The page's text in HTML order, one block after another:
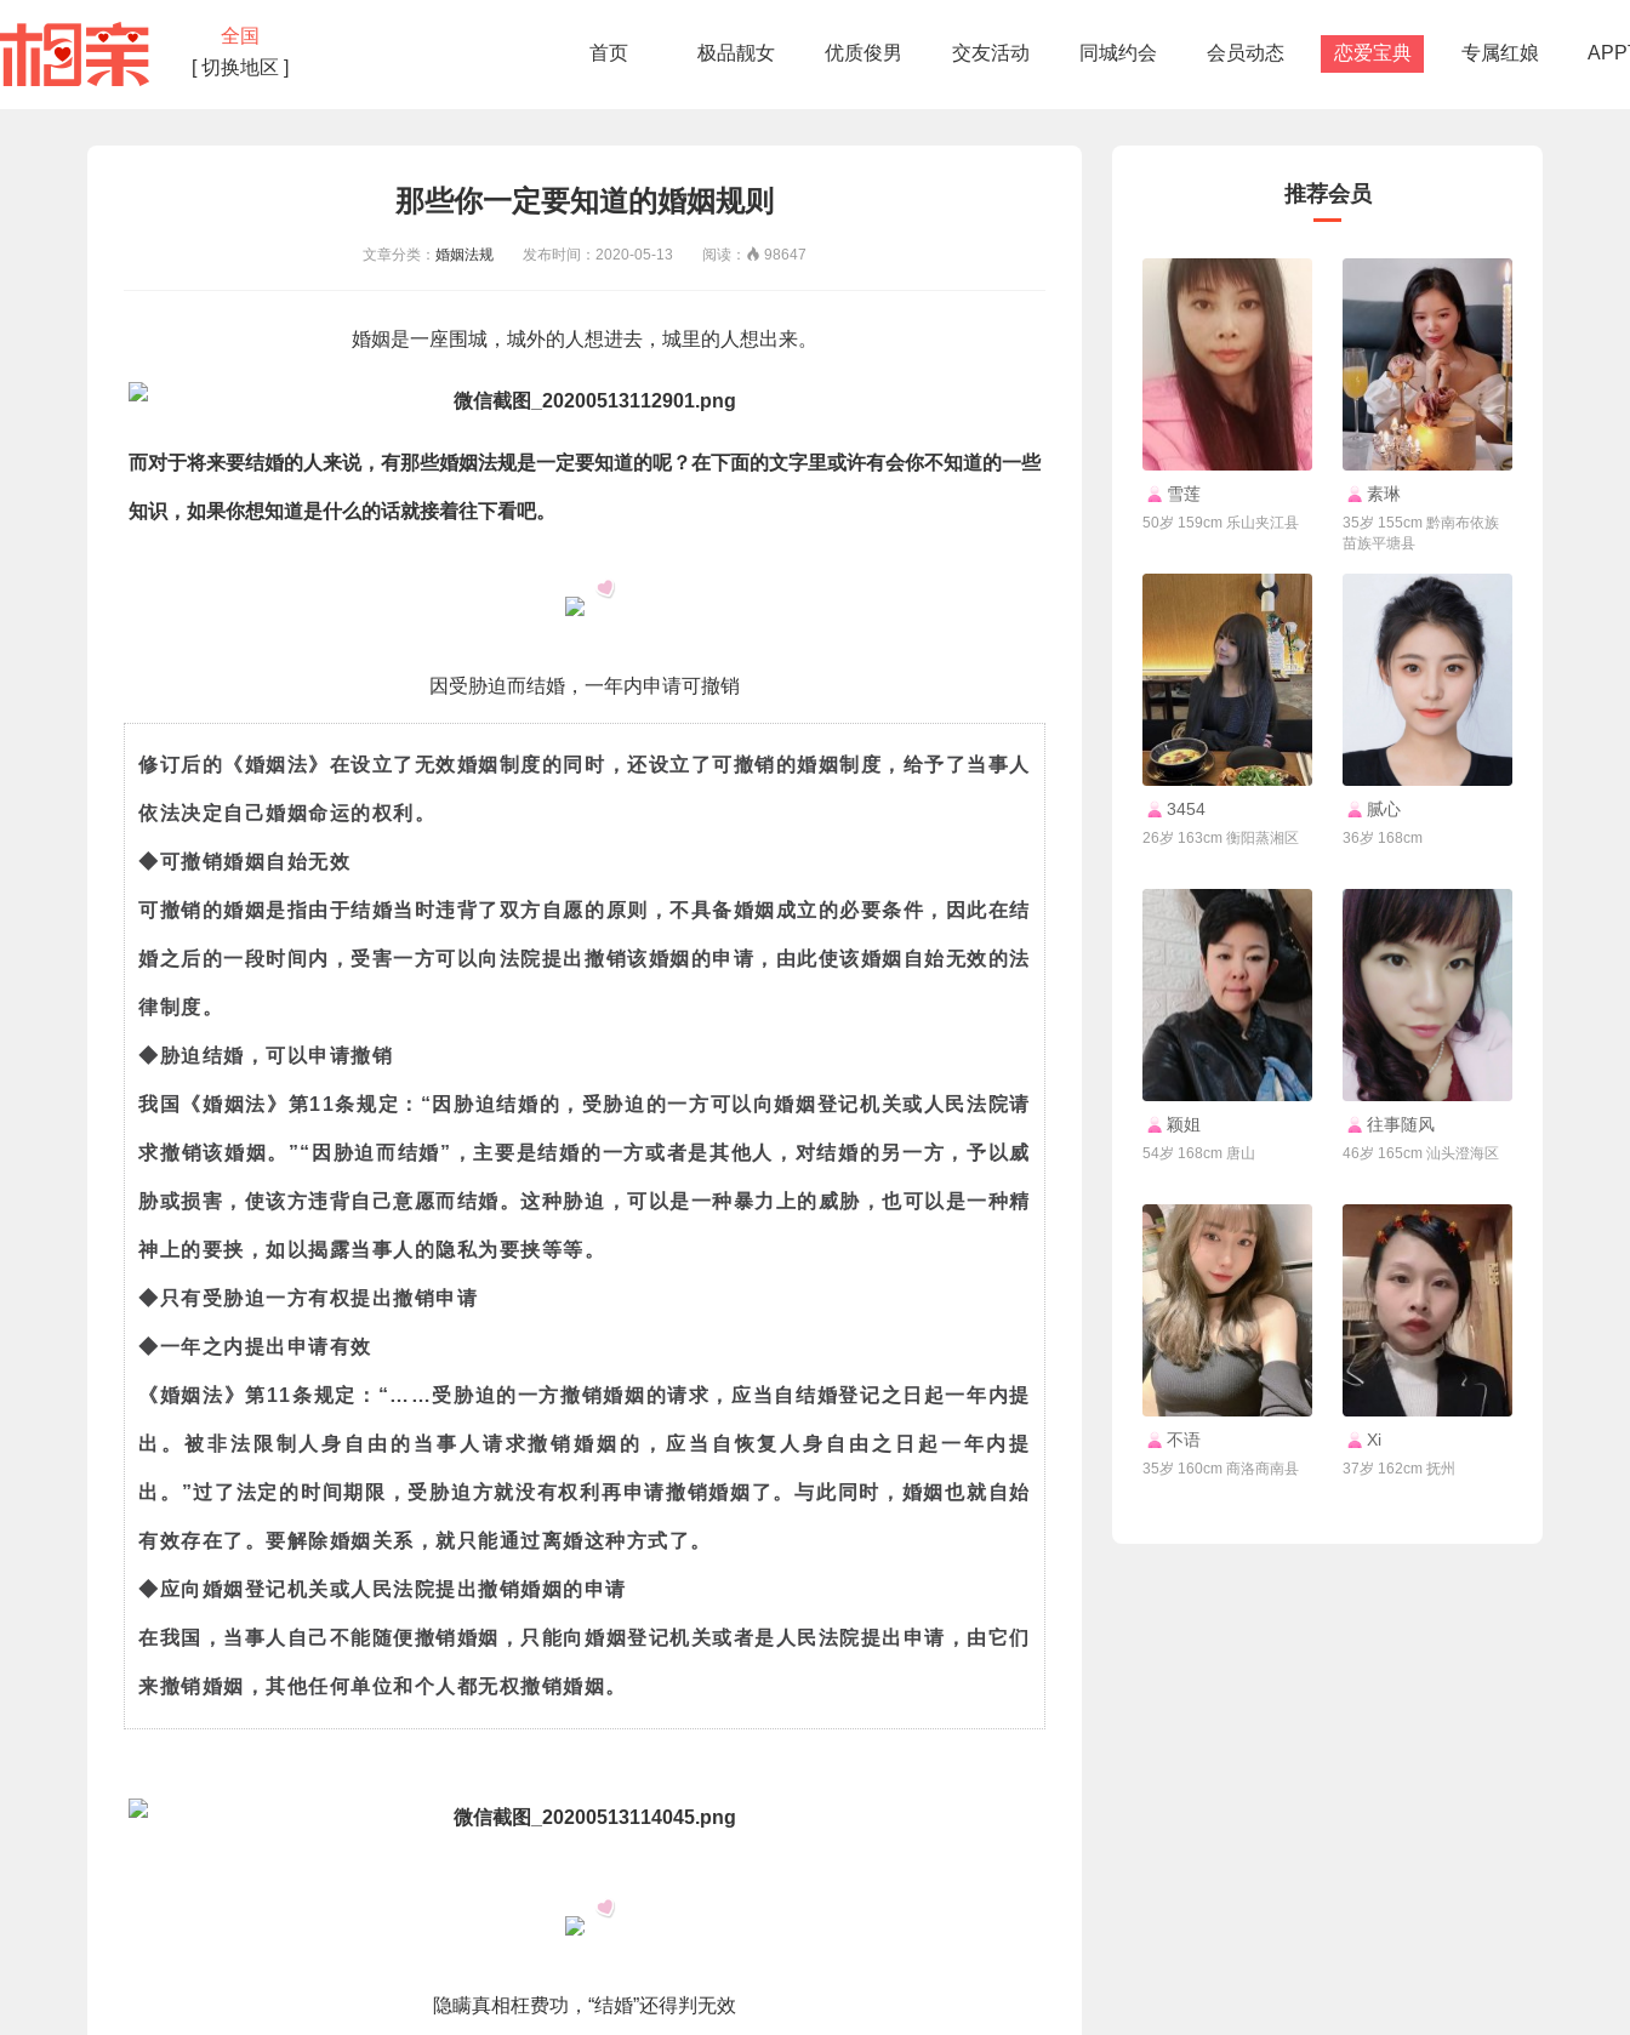
全国
[ 切换地区 ]
首页 极品靓女 优质俊男 交友活动 同城约会 会员动态 恋爱宝典 专属红娘
那些你一定要知道的婚姻规则
文章分类： 婚姻法规 发布时间：2020-05-13 阅读：  98647
婚姻是一座围城，城外的人想进去，城里的人想出来。
而对于将来要结婚的人来说，有那些婚姻法规是一定要知道的呢？在下面的文字里或许有会你不知道的一些
知识，如果你想知道是什么的话就接着往下看吧。
1
因受胁迫而结婚，一年内申请可撤销
修订后的《婚姻法》在设立了无效婚姻制度的同时，还设立了可撤销的婚姻制度，给予了当事人
依法决定自己婚姻命运的权利。
◆可撤销婚姻自始无效
可撤销的婚姻是指由于结婚当时违背了双方自愿的原则，不具备婚姻成立的必要条件，因此在结
婚之后的一段时间内，受害一方可以向法院提出撤销该婚姻的申请，由此使该婚姻自始无效的法
律制度。
◆胁迫结婚，可以申请撤销
我国《婚姻法》第11条规定：“因胁迫结婚的，受胁迫的一方可以向婚姻登记机关或人民法院请
求撤销该婚姻。”“因胁迫而结婚”，主要是结婚的一方或者是其他人，对结婚的另一方，予以威
胁或损害，使该方违背自己意愿而结婚。这种胁迫，可以是一种暴力上的威胁，也可以是一种精
神上的要挟，如以揭露当事人的隐私为要挟等等。
◆只有受胁迫一方有权提出撤销申请
◆一年之内提出申请有效
《婚姻法》第11条规定：“……受胁迫的一方撤销婚姻的请求，应当自结婚登记之日起一年内提
出。被非法限制人身自由的当事人请求撤销婚姻的，应当自恢复人身自由之日起一年内提
出。”过了法定的时间期限，受胁迫方就没有权利再申请撤销婚姻了。与此同时，婚姻也就自始
有效存在了。要解除婚姻关系，就只能通过离婚这种方式了。
◆应向婚姻登记机关或人民法院提出撤销婚姻的申请
在我国，当事人自己不能随便撤销婚姻，只能向婚姻登记机关或者是人民法院提出申请，由它们
来撤销婚姻，其他任何单位和个人都无权撤销婚姻。
2
隐瞒真相枉费功，“结婚”还得判无效
推荐会员
雪莲
50岁 159cm 乐山夹江县
素琳
35岁 155cm 黔南布依族
苗族平塘县
联系Ta
3454
26岁 163cm 衡阳蒸湘区
腻心
36岁 168cm
颖姐
54岁 168cm 唐山
联系Ta
往事随风
46岁 165cm 汕头澄海区
不语
35岁 160cm 商洛商南县
Xi
37岁 162cm 抚州